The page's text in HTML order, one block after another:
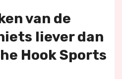
van de
liever dan
Hook Sports